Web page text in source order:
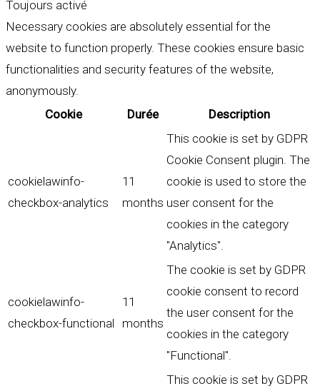
Toujours activé
Necessary cookies are absolutely essential for the
website to function properly. These cookies ensure basic
functionalities and security features of the website,
anonymously.
Cookie
Durée Description
cookielawinfo-
checkbox-analytics
11
months
This cookie is set by GDPR
Cookie Consent plugin. The
cookie is used to store the
user consent for the
cookies in the category
"Analytics".
cookielawinfo-
checkbox-functional
11
months
The cookie is set by GDPR
cookie consent to record
the user consent for the
cookies in the category
"Functional".
This cookie is set by GDPR